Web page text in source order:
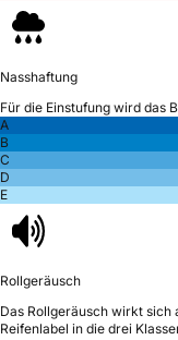
Nasshaftung
Für die Einstufung wird das
A
B
C
D
E
Rollgeräusch
Das Rollgeräusch wirkt sich
Reifenlabel in die drei